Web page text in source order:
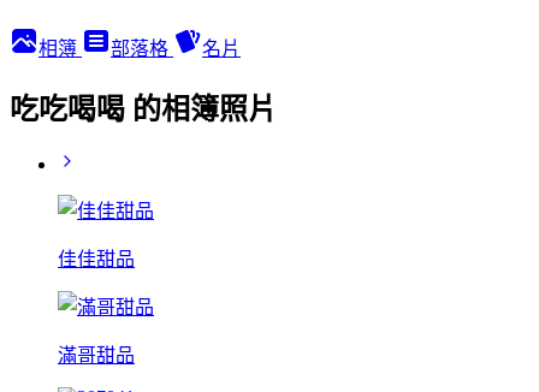
相簿 部落格 名片
吃吃喝喝 的相簿照片
佳佳甜品
滿哥甜品